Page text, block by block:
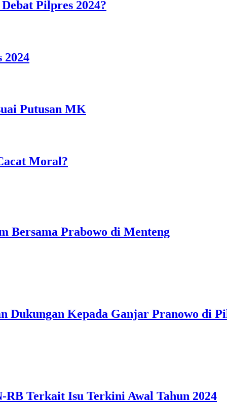
Pilpres 2024?
2024
Putusan MK
Moral?
Bersama Prabowo di Menteng
Dukungan Kepada Ganjar Pranowo di
Terkait Isu Terkini Awal Tahun 2024